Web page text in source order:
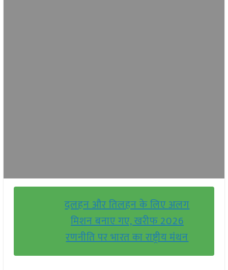
दलहन और तिलहन के लिए अलग
मिशन बनाए गए, खरीफ 2026
रणनीति पर भारत का राष्ट्रीय मंथन